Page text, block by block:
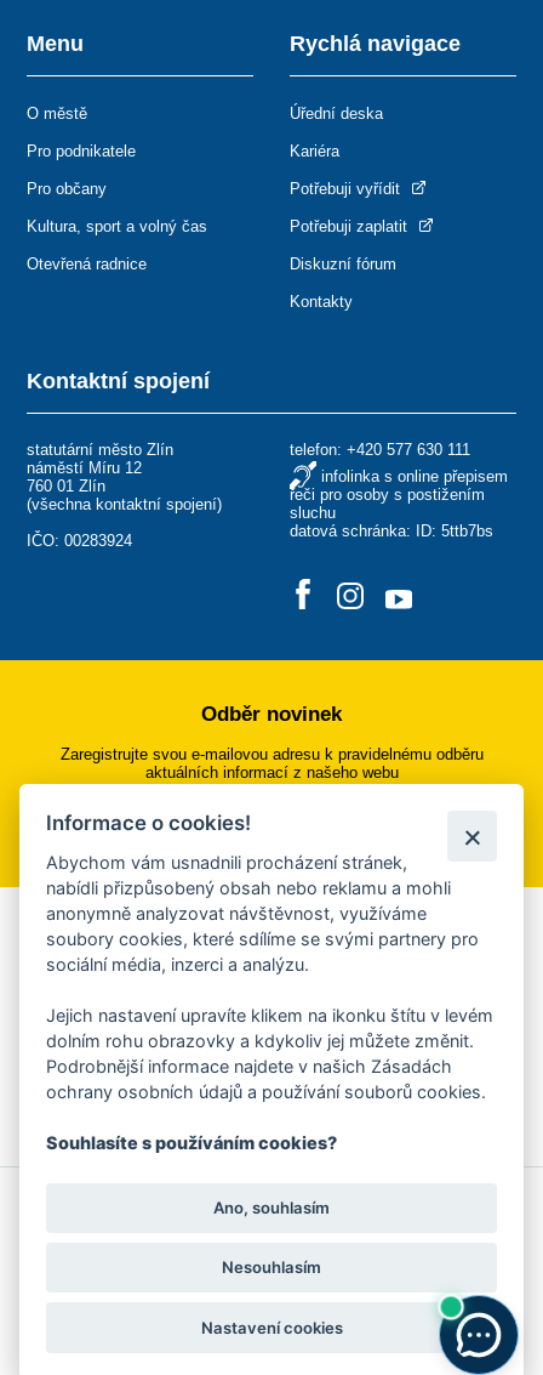
Kontaktní spojení
statutární město Zlín
náměstí Míru 12
760 01 Zlín
(všechna kontaktní spojení)
IČO: 00283924
telefon: +420 577 630 111
infolinka s online přepisem
řeči pro osoby s postižením
sluchu
datová schránka: ID: 5ttb7bs
Menu
O městě
Pro podnikatele
Pro občany
Kultura, sport a volný čas
Otevřená radnice
Rychlá navigace
Úřední deska
Kariéra
Potřebuji vyřídit
Potřebuji zaplatit
Diskuzní fórum
Kontakty
Odběr novinek
Zaregistrujte svou e-mailovou adresu k pravidelnému odběru
aktuálních informací z našeho webu
Přihlásit se k odběru
Aplikace Mobilní rozhlas
Chcete dostávat do svého mobilu či mailu upozornění na
ankety, pozvánky na kulturní a sportovní akce?
Více informací o aplikaci
Ochrana osobních údajů
Informace o cookies!
Abychom vám usnadnili procházení stránek,
nabídli přizpůsobený obsah nebo reklamu a mohli
anonymně analyzovat návštěvnost, využíváme
soubory cookies, které sdílíme se svými partnery pro
sociální média, inzerci a analýzu.
Jejich nastavení upravíte klikem na ikonku štítu v levém
dolním rohu obrazovky a kdykoliv jej můžete změnit.
Podrobnější informace najdete v našich Zásadách
ochrany osobních údajů a používání souborů cookies.
Souhlasíte s používáním cookies?
Ano, souhlasím
Nesouhlasím
Nastavení cookies